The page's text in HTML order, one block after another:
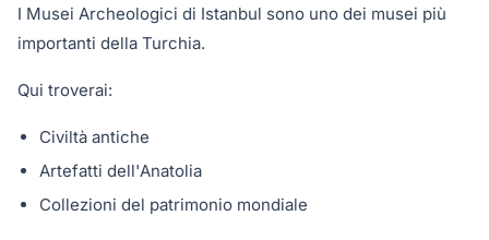
I Musei Archeologici di Istanbul sono uno dei musei più
importanti della Turchia.
Qui troverai:
Civiltà antiche
Artefatti dell'Anatolia
Collezioni del patrimonio mondiale